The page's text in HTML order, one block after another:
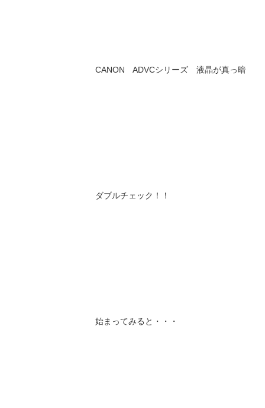
CANON ADVCシリーズ 液晶が真っ暗
ダブルチェック！！
始まってみると・・・